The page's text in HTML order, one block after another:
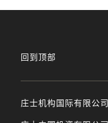
庄士机构国际有限公司
回到顶部